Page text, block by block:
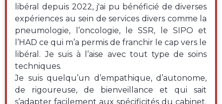
libéral depuis 2022, j'ai pu bénéficié de diverses
expériences au sein de services divers comme la
pneumologie, l’oncologie, le SSR, le SIPO et
l’HAD ce qui m’a permis de franchir le cap vers le
libéral. Je suis à l’aise avec tout type de soins
techniques.
Je suis quelqu’un d’empathique, d’autonome,
de rigoureuse, de bienveillance et qui sait
s’adapter facilement aux spécificités du cabinet.